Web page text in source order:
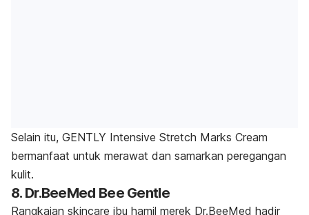
Selain itu, GENTLY Intensive Stretch Marks Cream
bermanfaat untuk merawat dan samarkan peregangan
kulit.
8. Dr.BeeMed Bee Gentle
Rangkaian skincare ibu hamil merek Dr.BeeMed hadir